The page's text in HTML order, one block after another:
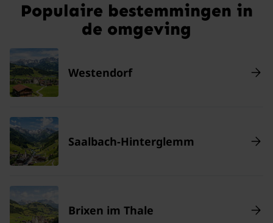
Populaire bestemmingen in
de omgeving
Westendorf
Saalbach-Hinterglemm
Brixen im Thale